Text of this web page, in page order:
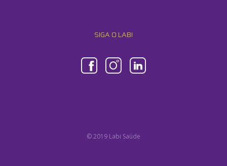
SIGA O LABI
© 2019 Labi Saúde